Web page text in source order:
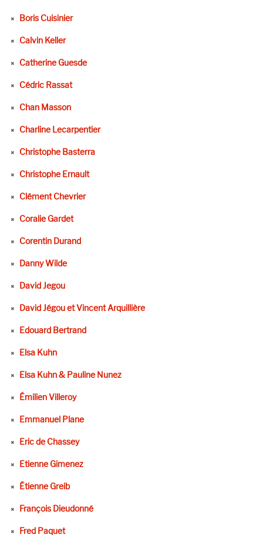
Boris Cuisinier
Calvin Keller
Catherine Guesde
Cédric Rassat
Chan Masson
Charline Lecarpentier
Christophe Basterra
Christophe Ernault
Clément Chevrier
Coralie Gardet
Corentin Durand
Danny Wilde
David Jegou
David Jégou et Vincent Arquillière
Edouard Bertrand
Elsa Kuhn
Elsa Kuhn & Pauline Nunez
Émilien Villeroy
Emmanuel Plane
Eric de Chassey
Etienne Gimenez
Étienne Greib
François Dieudonné
Fred Paquet